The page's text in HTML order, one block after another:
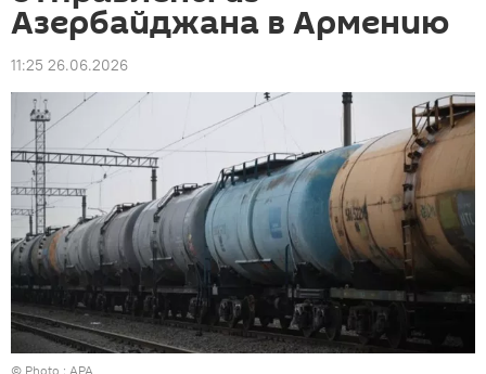
Азербайджана в Армению
11:25 26.06.2026
© Photo : APA